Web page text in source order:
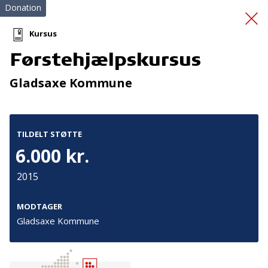
Førstehjælpskursus
Donation
Kursus
Førstehjælpskursus
Gladsaxe Kommune
TILDELT STØTTE
6.000 kr.
2015
MODTAGER
Gladsaxe Kommune
Tilmeld nyhedsbrev
De seneste nyheder om TrygFondens og TryghedsGruppens
aktiviteter direkte i din indbakke.
Tilmeld